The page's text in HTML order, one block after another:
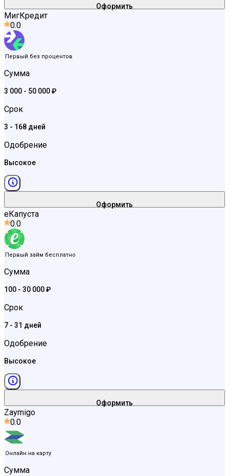
Оформить
МигКредит
0.0
Первый без процентов
Сумма
3 000 - 50 000 ₽
Срок
3 - 168 дней
Одобрение
Высокое
Оформить
еКапуста
0.0
Первый займ бесплатно
Сумма
100 - 30 000 ₽
Срок
7 - 31 дней
Одобрение
Высокое
Оформить
Zaymigo
0.0
Онлайн на карту
Сумма